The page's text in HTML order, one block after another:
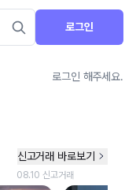
로그인
로그인 해주세요.